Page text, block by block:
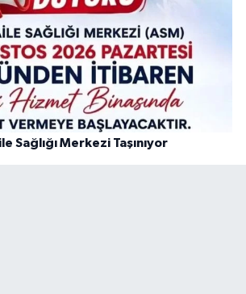
Sağlığı Merkezi Taşınıyor